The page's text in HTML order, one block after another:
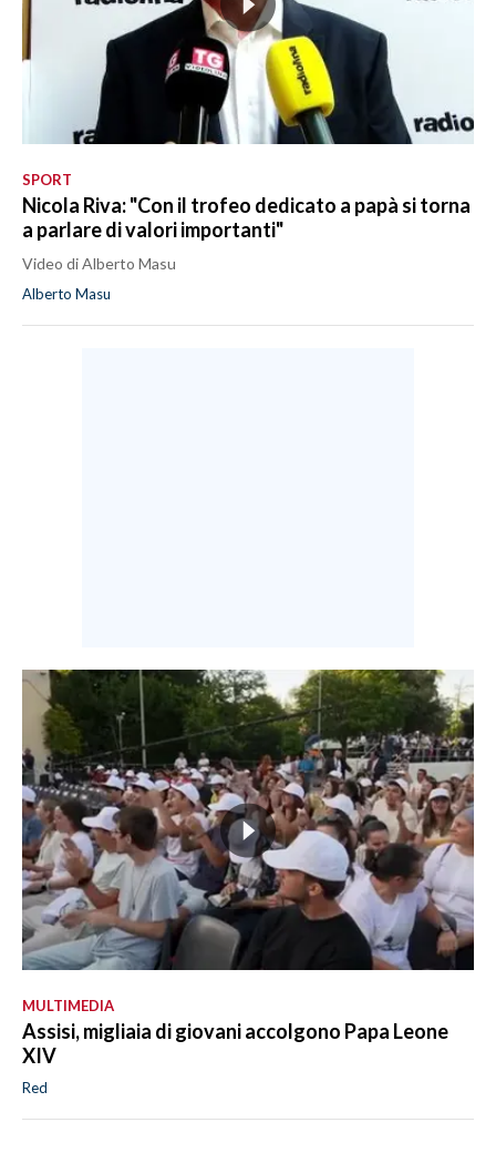
SPORT
Nicola Riva: "Con il trofeo dedicato a papà si torna
a parlare di valori importanti"
Video di Alberto Masu
Alberto Masu
MULTIMEDIA
Assisi, migliaia di giovani accolgono Papa Leone
XIV
Red